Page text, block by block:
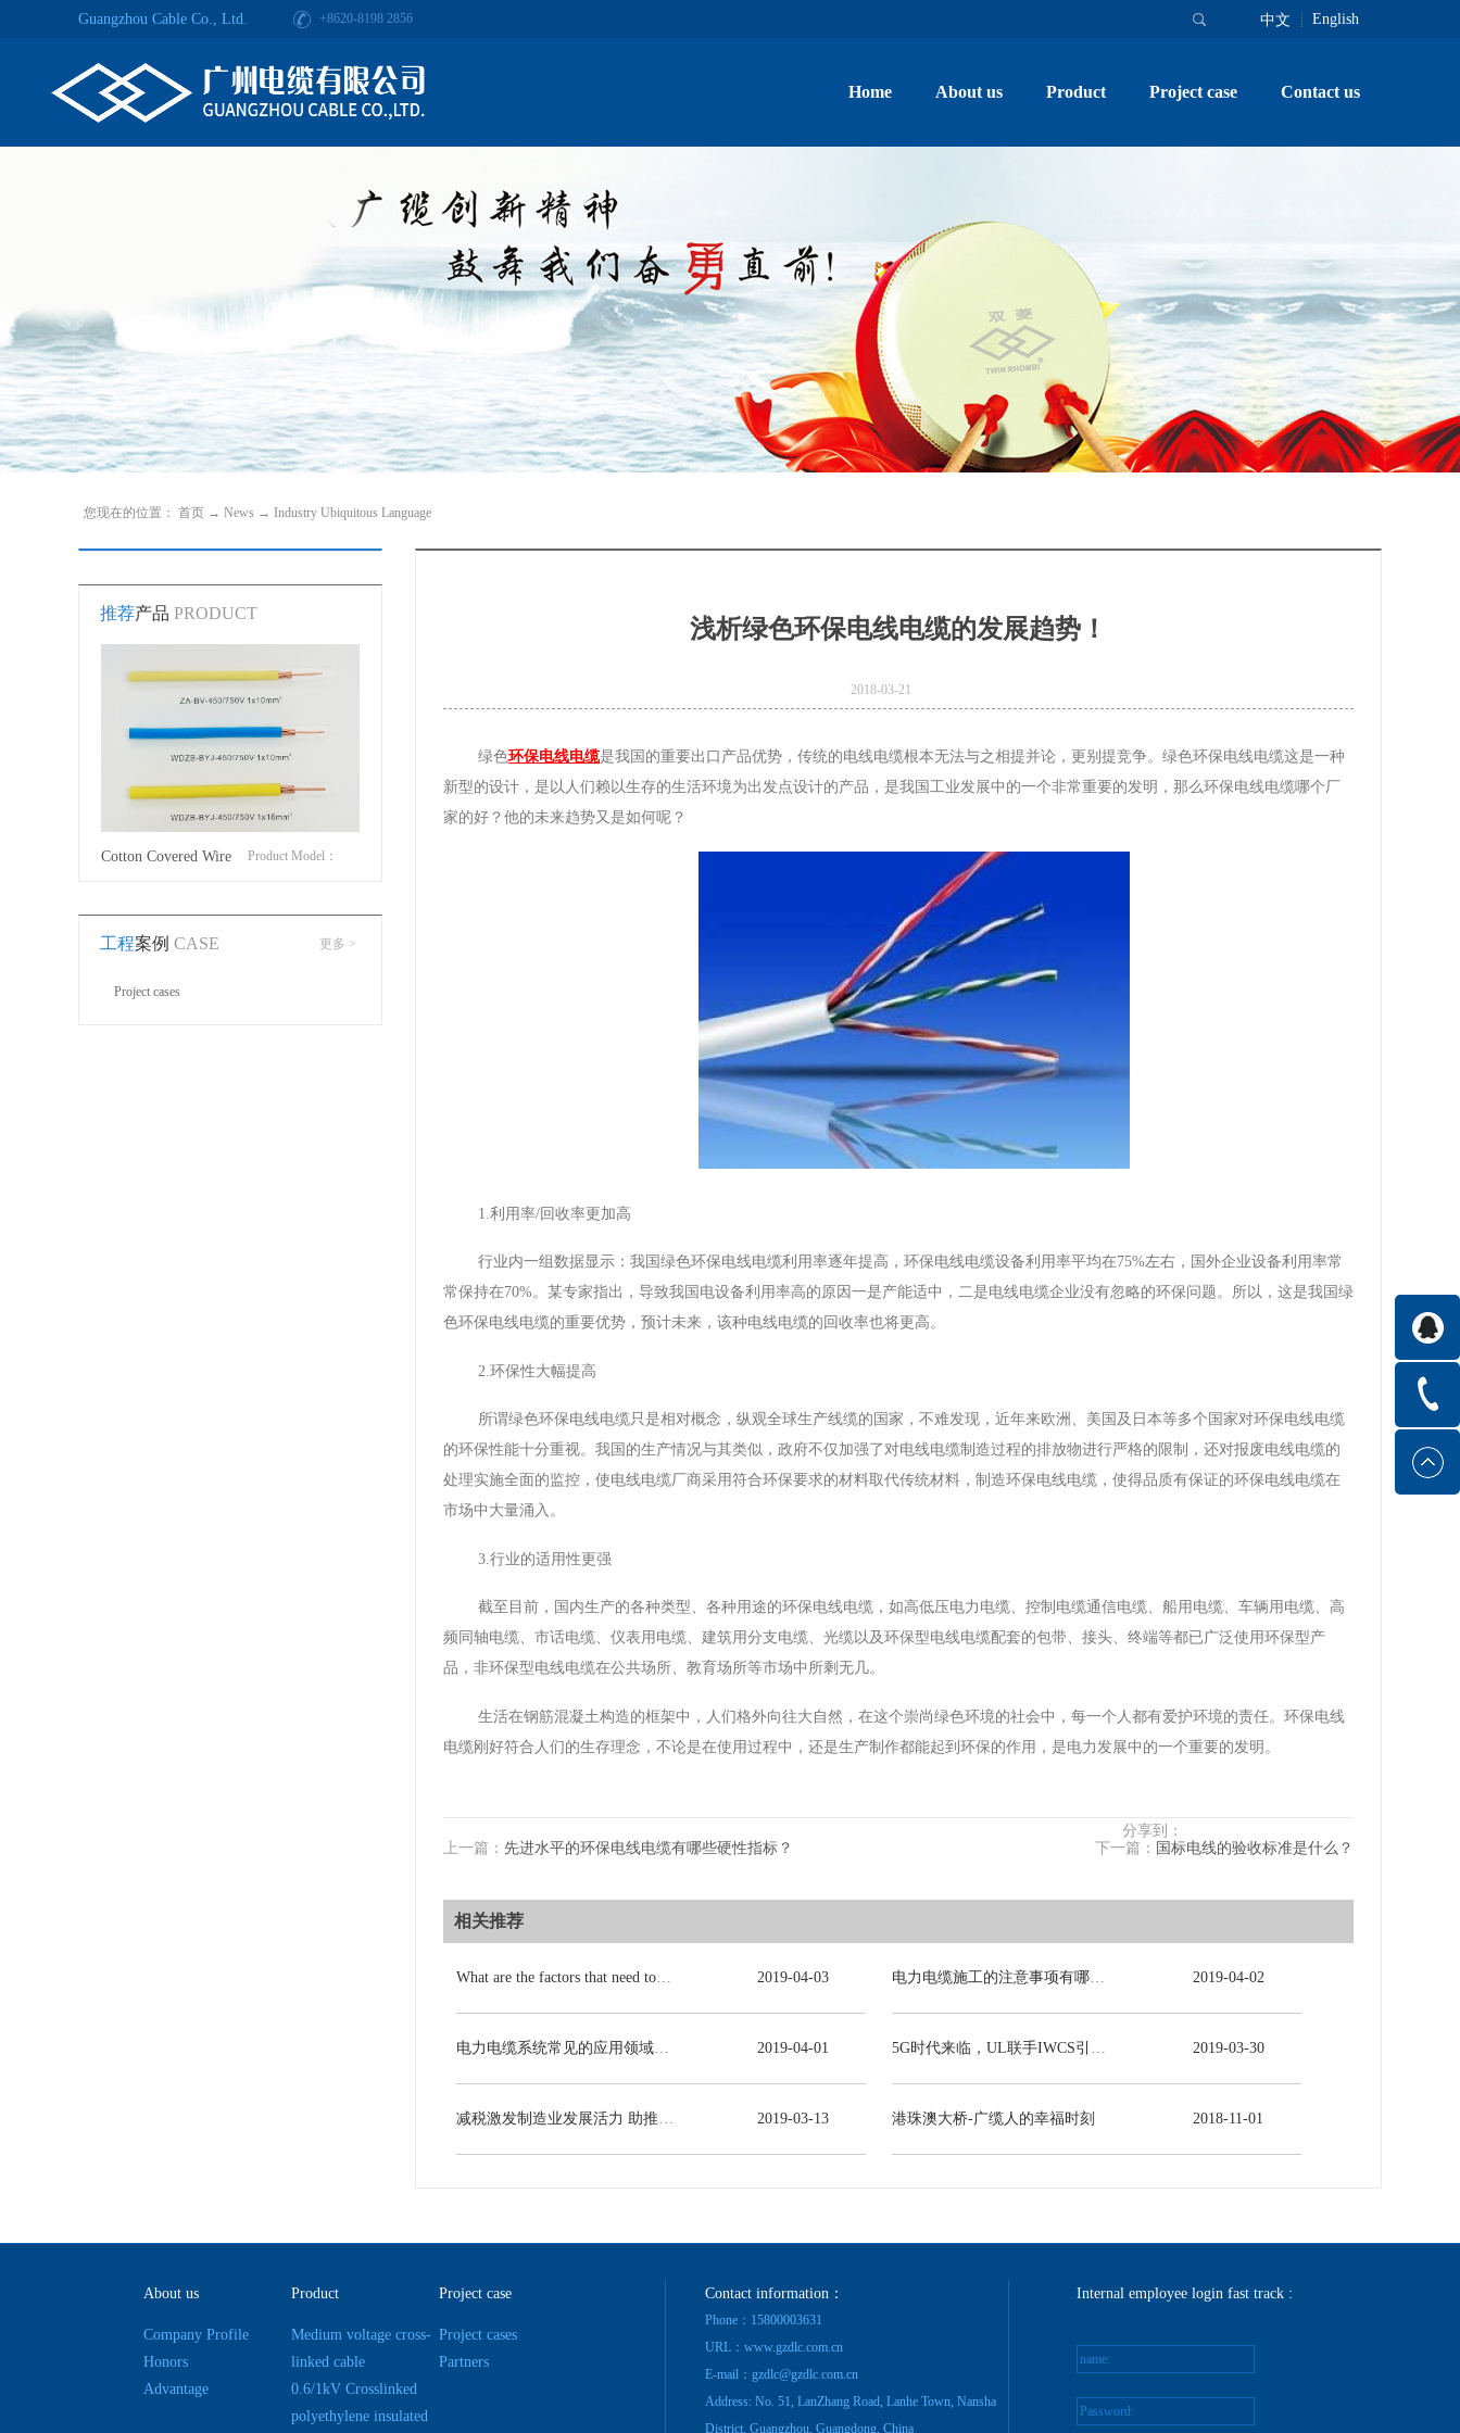
Guangzhou Cable Co., Ltd. +8620-8198 2856 中文 English
Home About us Product Project case Contact us
推荐产品 PRODUCT
Cotton Covered Wire Product Model：
工程案例 CASE
Project cases
更多 >
您现在的位置： 首页 → News → Industry Ubiquitous Language
浅析绿色环保电线电缆的发展趋势！
2018-03-21
绿色环保电线电缆是我国的重要出口产品优势，传统的电线电缆根本无法与之相提并论，更别提竞争。绿色环保电线电缆这是一种
新型的设计，是以人们赖以生存的生活环境为出发点设计的产品，是我国工业发展中的一个非常重要的发明，那么环保电线电缆哪个厂
家的好？他的未来趋势又是如何呢？
1.利用率/回收率更加高
行业内一组数据显示：我国绿色环保电线电缆利用率逐年提高，环保电线电缆设备利用率平均在75%左右，国外企业设备利用率常
常保持在70%。某专家指出，导致我国电设备利用率高的原因一是产能适中，二是电线电缆企业没有忽略的环保问题。所以，这是我国绿
色环保电线电缆的重要优势，预计未来，该种电线电缆的回收率也将更高。
2.环保性大幅提高
所谓绿色环保电线电缆只是相对概念，纵观全球生产线缆的国家，不难发现，近年来欧洲、美国及日本等多个国家对环保电线电缆
的环保性能十分重视。我国的生产情况与其类似，政府不仅加强了对电线电缆制造过程的排放物进行严格的限制，还对报废电线电缆的
处理实施全面的监控，使电线电缆厂商采用符合环保要求的材料取代传统材料，制造环保电线电缆，使得品质有保证的环保电线电缆在
市场中大量涌入。
3.行业的适用性更强
截至目前，国内生产的各种类型、各种用途的环保电线电缆，如高低压电力电缆、控制电缆通信电缆、船用电缆、车辆用电缆、高
频同轴电缆、市话电缆、仪表用电缆、建筑用分支电缆、光缆以及环保型电线电缆配套的包带、接头、终端等都已广泛使用环保型产
品，非环保型电线电缆在公共场所、教育场所等市场中所剩无几。
生活在钢筋混凝土构造的框架中，人们格外向往大自然，在这个崇尚绿色环境的社会中，每一个人都有爱护环境的责任。环保电线
电缆刚好符合人们的生存理念，不论是在使用过程中，还是生产制作都能起到环保的作用，是电力发展中的一个重要的发明。
分享到：
上一篇： 先进水平的环保电线电缆有哪些硬性指标？ 下一篇： 国标电线的验收标准是什么？
相关推荐
What are the factors that need to be consulted in choosing power cables? 2019-04-03 电力电缆施工的注意事项有哪些？ 2019-04-02
电力电缆系统常见的应用领域有哪些？ 2019-04-01 5G时代来临，UL联手IWCS引领线缆行业发展新未来 2019-03-30
减税激发制造业发展活力 助推线缆行业高质量发展 2019-03-13 港珠澳大桥-广缆人的幸福时刻 2018-11-01
About us
Company Profile
Honors
Advantage
Product
Medium voltage cross-
linked cable
0.6/1kV Crosslinked
polyethylene insulated
Project case
Project cases
Partners
Contact information：
Phone：15800003631
URL：www.gzdlc.com.cn
E-mail：gzdlc@gzdlc.com.cn
Address: No. 51, LanZhang Road, Lanhe Town, Nansha
District, Guangzhou, Guangdong, China
Internal employee login fast track :
name:
Password: